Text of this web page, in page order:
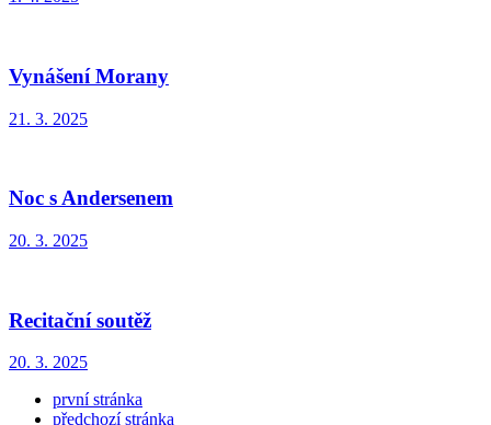
Vynášení Morany
21. 3. 2025
Noc s Andersenem
20. 3. 2025
Recitační soutěž
20. 3. 2025
první stránka
předchozí stránka